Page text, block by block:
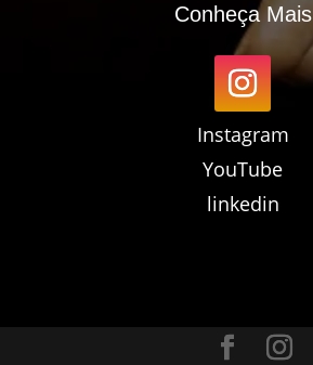
Conheça Mais
Instagram
YouTube
linkedin